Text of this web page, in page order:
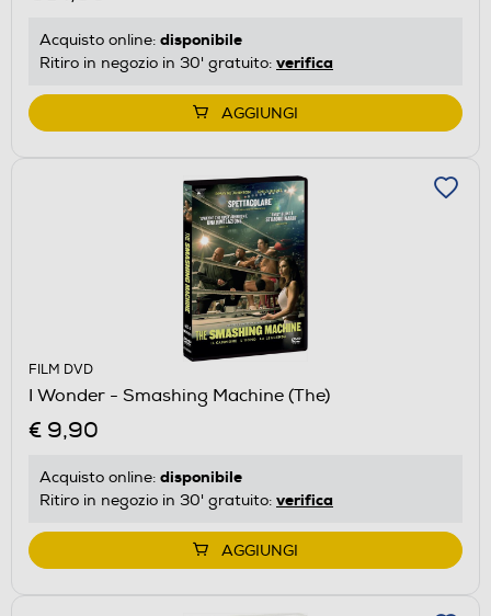
Acquisto online: disponibile
Ritiro in negozio in 30' gratuito: verifica
AGGIUNGI
FILM DVD
I Wonder - Smashing Machine (The)
€ 9,90
Acquisto online: disponibile
Ritiro in negozio in 30' gratuito: verifica
AGGIUNGI